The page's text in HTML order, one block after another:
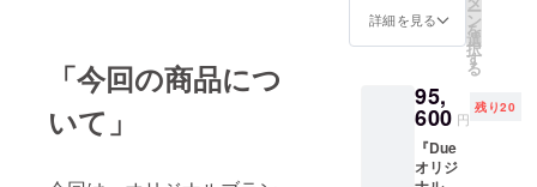
「今回の商品につ
いて」
ハチ
安心の
ノンシ
リコー
ン
hatsuk
Shamp
oo
（500m
l） 天
然オイ
（セミ
ロング
約2.7ヶ
支援
金：
32,500
円（送
料込）
詳細を見る ー
ン
を
選
択
す
る
95,
600 円
残り20
『Due
オリジ